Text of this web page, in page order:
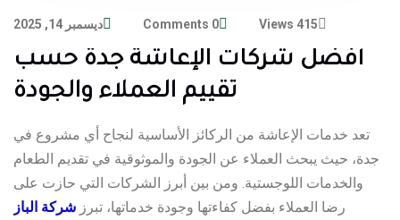
415 Views
0 Comments ديسمبر 14, 2025
أفضل شركات الإعاشة جدة حسب
تقييم العملاء والجودة
تعد خدمات الإعاشة من الركائز الأساسية لنجاح أي مشروع في
جدة، حيث يبحث العملاء عن الجودة والموثوقية في تقديم الطعام
والخدمات اللوجستية. ومن بين أبرز الشركات التي حازت على
رضا العملاء بفضل كفاءتها وجودة خدماتها، تبرز شركة الباز